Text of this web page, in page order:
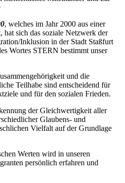
, welches im Jahr 2000 aus einer
hat sich das soziale Netzwerk der
Inklusion in der Stadt Staßfurt
Wortes STERN bestimmt unser
und die
Teilhabe sind entscheidend für
und für den sozialen Frieden.
der Gleichwertigkeit aller
Glaubens- und
Vielfalt auf der Grundlage
Werten wird in unseren
persönlich erfahren und